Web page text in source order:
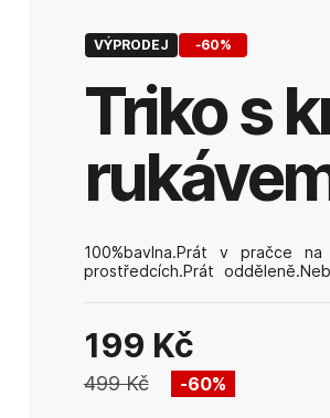
VÝPRODEJ -60%
triko s krátkým
100%bavlna.Prát v pračce
prostředcích.Prát
199 Kč
499 Kč 60%